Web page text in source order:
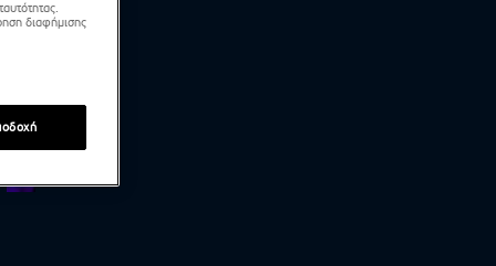
MasterChef 2026 | Οι καλύτερες στιγμές του
διαφήμισης